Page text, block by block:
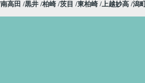
南高田 黒井 柏崎 茨目 東柏崎 上越妙高 潟町